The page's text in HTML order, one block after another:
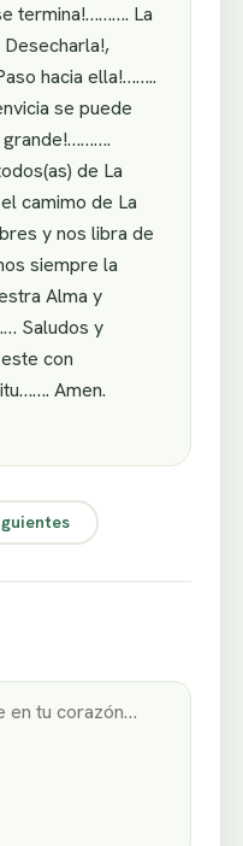
termina!………. La
hacia ella!……..
se puede
grande!……….
de La
camimo de La
y nos libra de
siempre la
Alma y
Saludos y
con
Amen.